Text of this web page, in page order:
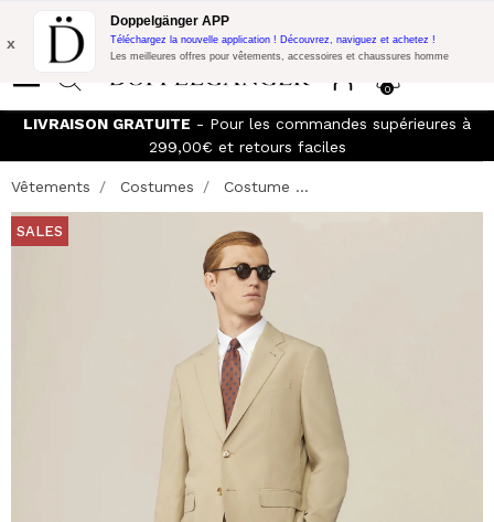
Promo Flash: 10% de réduction supplémentaire sur 300€ d'achat
avec le code:
0
x
Doppelgänger APP
Téléchargez la nouvelle application ! Découvrez, naviguez et achetez !
Les meilleures offres pour vêtements, accessoires et chaussures homme
LIVRAISON GRATUITE - Pour les commandes supérieures à
299,00€ et retours faciles
Vêtements Costumes Costume ...
SALES